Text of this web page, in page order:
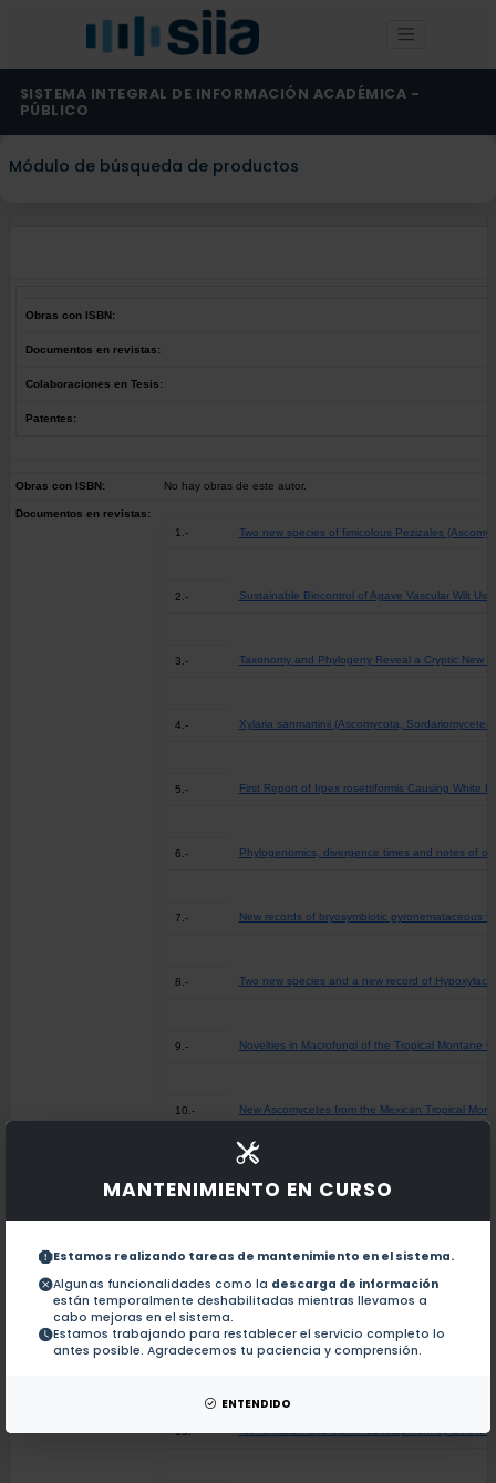
MANTENIMIENTO EN CURSO
Estamos realizando tareas de mantenimiento en el sistema.
Algunas funcionalidades como la descarga de información
están temporalmente deshabilitadas mientras llevamos a
cabo mejoras en el sistema.
Estamos trabajando para restablecer el servicio completo lo
antes posible. Agradecemos tu paciencia y comprensión.
ENTENDIDO
SISTEMA INTEGRAL DE INFORMACIÓN ACADÉMICA -
PÚBLICO
Módulo de búsqueda de productos
Obras con ISBN:
Documentos en revistas:
Colaboraciones en Tesis:
Patentes:
Obras con ISBN: No hay obras de este autor.
Documentos en revistas:
1.-
Two new species of fimicolous Pezizales
2.- Sustainable Biocontrol of Agave Vascular Wilt
3.- Taxonomy and Phylogeny Reveal a Cryptic New
4.- Xylaria sanmartinii (Ascomycota,
5.- First Report of Irpex rosettiformis Causing White
6.- Phylogenomics, divergence times and notes of
7.- New records of bryosymbiotic pyronemataceous
8.- Two new species and a new record of
9.- Novelties in Macrofungi of the Tropical Montane
10.- New Ascomycetes from the Mexican Tropical
13.- Hymenochaete liliae (Agaricomycetes, Fungi), a
15.- Identification and biofilm development by a new